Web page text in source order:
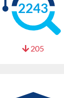
2243
205